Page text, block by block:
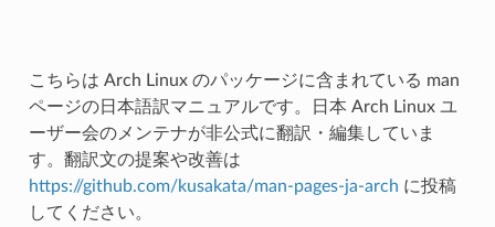
こちらは Arch Linux のパッケージに含まれている man
ページの日本語訳マニュアルです。日本 Arch Linux ユ
ーザー会のメンテナが非公式に翻訳・編集していま
す。翻訳文の提案や改善は
https://github.com/kusakata/man-pages-ja-arch に投稿
してください。